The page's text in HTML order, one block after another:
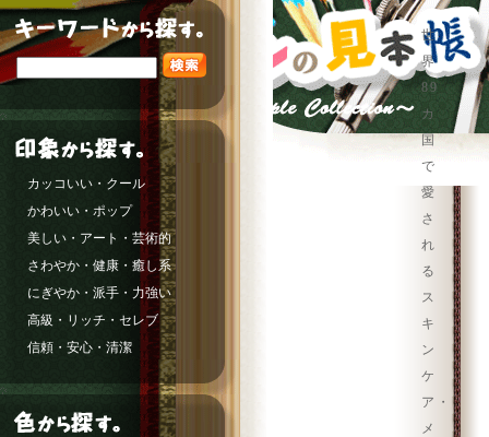
世
界
89
カ
国
で
愛
さ
れ
る
ス
キ
ン
ケ
ア・
メ
カッコいい・クール
かわいい・ポップ
美しい・アート・芸術的
さわやか・健康・癒し系
にぎやか・派手・力強い
高級・リッチ・セレブ
信頼・安心・清潔